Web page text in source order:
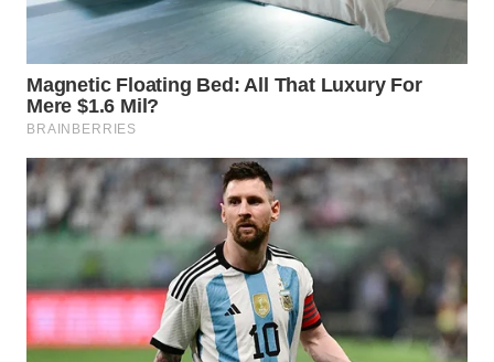
TEBING
TINGGI
WN
PAKPAK
WN
KARAWANG
BEKASI
WN